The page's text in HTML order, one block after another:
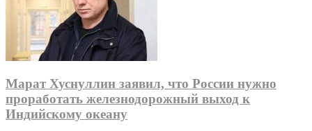
Марат Хуснуллин заявил, что России нужно
проработать железнодорожный выход к
Индийскому океану